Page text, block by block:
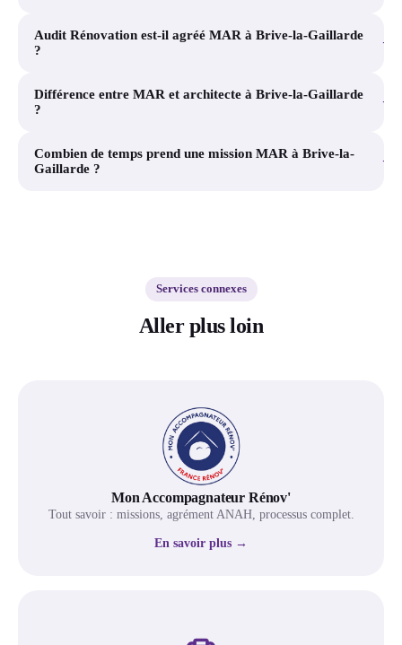
Audit Rénovation est-il agréé MAR à Brive-la-Gaillarde
?
+
Différence entre MAR et architecte à Brive-la-Gaillarde
?
+
Combien de temps prend une mission MAR à Brive-la-
Gaillarde ?
+
Services connexes
Aller plus loin
Mon Accompagnateur Rénov'
Tout savoir : missions, agrément ANAH, processus complet.
En savoir plus →